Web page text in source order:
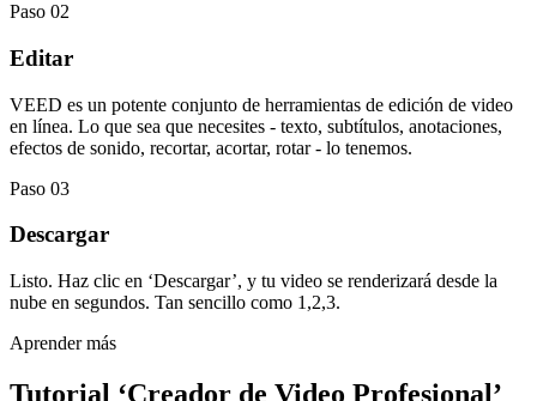
Paso 02
Editar
VEED es un potente conjunto de herramientas de edición de video
en línea. Lo que sea que necesites - texto, subtítulos, anotaciones,
efectos de sonido, recortar, acortar, rotar - lo tenemos.
Paso 03
Descargar
Listo. Haz clic en ‘Descargar’, y tu video se renderizará desde la
nube en segundos. Tan sencillo como 1,2,3.
Aprender más
Tutorial ‘Creador de Video Profesional’